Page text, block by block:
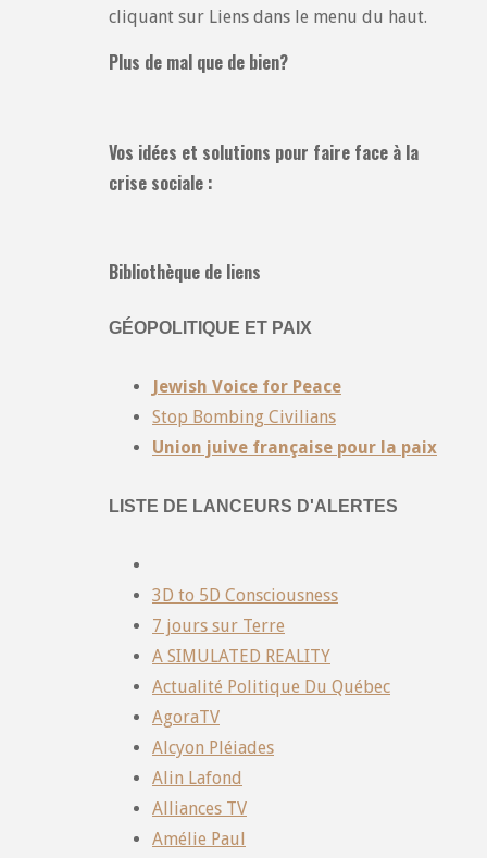
cliquant sur Liens dans le menu du haut.
Plus de mal que de bien?
Vos idées et solutions pour faire face à la
crise sociale :
Bibliothèque de liens
GÉOPOLITIQUE ET PAIX
Jewish Voice for Peace
Stop Bombing Civilians
Union juive française pour la paix
LISTE DE LANCEURS D'ALERTES
3D to 5D Consciousness
7 jours sur Terre
A SIMULATED REALITY
Actualité Politique Du Québec
AgoraTV
Alcyon Pléiades
Alin Lafond
Alliances TV
Amélie Paul